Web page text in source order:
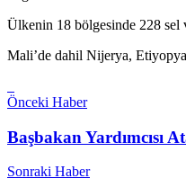
Ülkenin 18 bölgesinde 228 sel
Mali’de dahil Nijerya,
Önceki Haber
Başbakan Yardımcısı
Sonraki Haber